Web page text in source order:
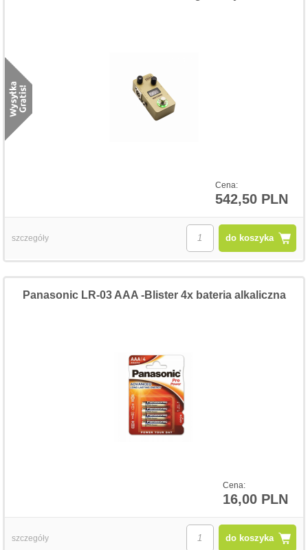
Cena:
542,50 PLN
do koszyka
szczegóły
Cena:
16,00 PLN
Panasonic LR-03 AAA -Blister 4x bateria alkaliczna
do koszyka
szczegóły